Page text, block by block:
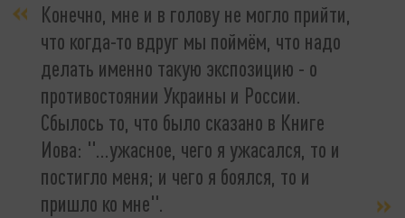
Конечно, мне и в голову не могло прийти,
что когда-то вдруг мы поймём, что надо
делать именно такую экспозицию - о
противостоянии Украины и России.
Сбылось то, что было сказано в Книге
Иова: "...ужасное, чего я ужасался, то и
постигло меня; и чего я боялся, то и
пришло ко мне".